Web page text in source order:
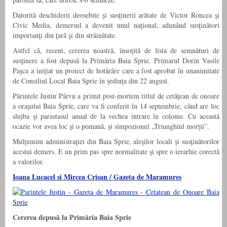
Datorită deschiderii deosebite şi susţinerii arătate de Victor Roncea şi
Civic Media, demersul a devenit unul naţional, adunând susţinători
importanţi din ţară şi din străinătate.
Astfel că, recent, cererea noastră, însoţită de lista de semnături de
susţinere a fost depusă la Primăria Baia Sprie. Primarul Dorin Vasile
Paşca a iniţiat un proiect de hotărâre care a fost aprobat în unanimitate
de Consiliul Local Baia Sprie în şedinţa din 22 august.
Părintele Justin Pârvu a primit post-mortem titlul de cetăţean de onoare
a oraşului Baia Sprie, care va fi conferit în 14 septembrie, când are loc
slujba şi parastasul anual de la vechea intrare în colonie. Cu această
ocazie vor avea loc şi o pomană, şi simpozionul „Triunghiul morţii”.
Mulţumim administraţiei din Baia Sprie, aleşilor locali şi susţinătorilor
acestui demers. E un prim pas spre normalitate şi spre o ierarhie corectă
a valorilor.
Ioana Lucacel si Mircea Crisan / Gazeta de Maramures
Cererea depusă la Primăria Baia Sprie